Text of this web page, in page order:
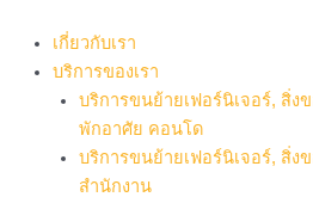
content
เกี่ยวกับเรา
บริการของเรา
บริการขนย้ายเฟอร์นิเจอร์, สิ่ง
พักอาศัย คอนโด
บริการขนย้ายเฟอร์นิเจอร์, สิ่ง
สำนักงาน